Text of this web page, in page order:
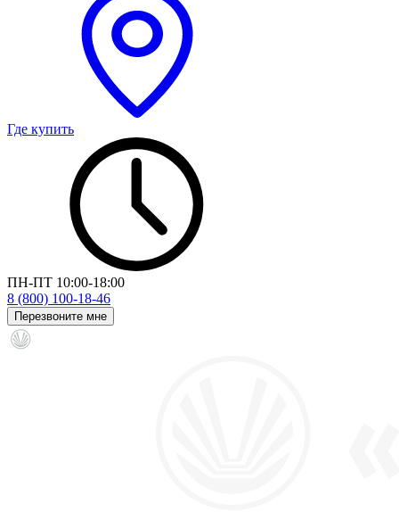
Где купить
ПН-ПТ 10:00-18:00
8 (800) 100-18-46
Перезвоните мне